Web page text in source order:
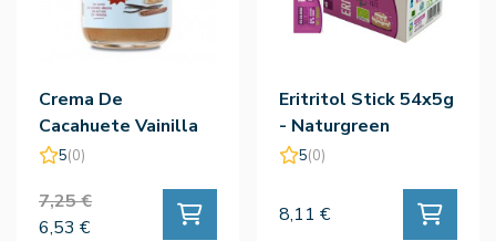
Crema De
Cacahuete Vainilla
Canela 500g -
5(0)
7,25 €
6,53 €
Eritritol Stick 54x5g
- Naturgreen
5(0)
8,11 €